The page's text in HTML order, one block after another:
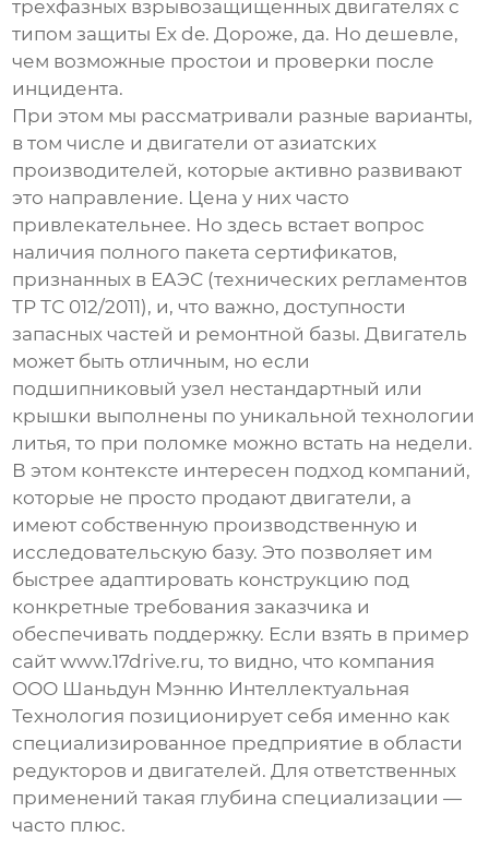
трехфазных взрывозащищенных двигателях с
типом защиты Ex de. Дороже, да. Но дешевле,
чем возможные простои и проверки после
инцидента.
При этом мы рассматривали разные варианты,
в том числе и двигатели от азиатских
производителей, которые активно развивают
это направление. Цена у них часто
привлекательнее. Но здесь встает вопрос
наличия полного пакета сертификатов,
признанных в ЕАЭС (технических регламентов
ТР ТС 012/2011), и, что важно, доступности
запасных частей и ремонтной базы. Двигатель
может быть отличным, но если
подшипниковый узел нестандартный или
крышки выполнены по уникальной технологии
литья, то при поломке можно встать на недели.
В этом контексте интересен подход компаний,
которые не просто продают двигатели, а
имеют собственную производственную и
исследовательскую базу. Это позволяет им
быстрее адаптировать конструкцию под
конкретные требования заказчика и
обеспечивать поддержку. Если взять в пример
сайтwww.17drive.ru, то видно, что компания
ООО Шаньдун Мэнню Интеллектуальная
Технология позиционирует себя именно как
специализированное предприятие в области
редукторов и двигателей. Для ответственных
применений такая глубина специализации —
часто плюс.